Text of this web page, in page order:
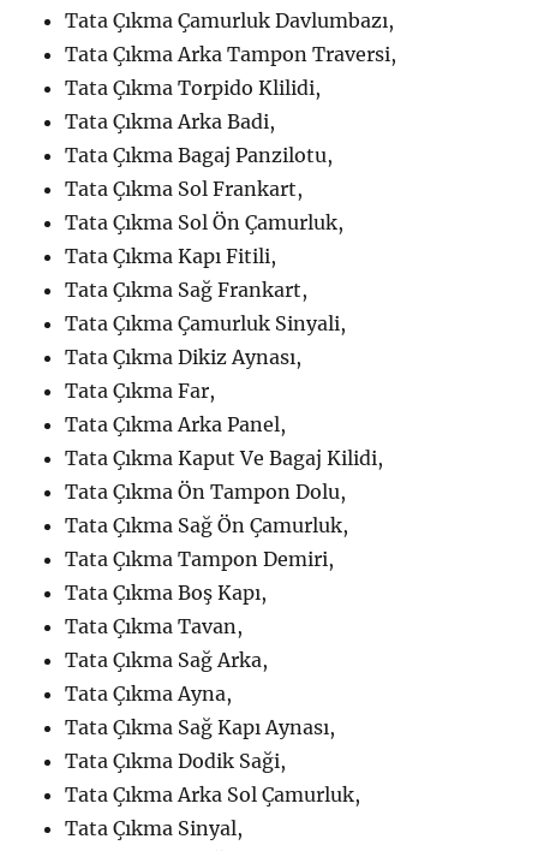
Tata Çıkma Çamurluk Davlumbazı,
Tata Çıkma Arka Tampon Traversi,
Tata Çıkma Torpido Klilidi,
Tata Çıkma Arka Badi,
Tata Çıkma Bagaj Panzilotu,
Tata Çıkma Sol Frankart,
Tata Çıkma Sol Ön Çamurluk,
Tata Çıkma Kapı Fitili,
Tata Çıkma Sağ Frankart,
Tata Çıkma Çamurluk Sinyali,
Tata Çıkma Dikiz Aynası,
Tata Çıkma Far,
Tata Çıkma Arka Panel,
Tata Çıkma Kaput Ve Bagaj Kilidi,
Tata Çıkma Ön Tampon Dolu,
Tata Çıkma Sağ Ön Çamurluk,
Tata Çıkma Tampon Demiri,
Tata Çıkma Boş Kapı,
Tata Çıkma Tavan,
Tata Çıkma Sağ Arka,
Tata Çıkma Ayna,
Tata Çıkma Sağ Kapı Aynası,
Tata Çıkma Dodik Saği,
Tata Çıkma Arka Sol Çamurluk,
Tata Çıkma Sinyal,